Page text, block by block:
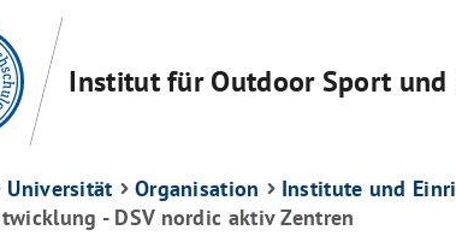
Institut für Outdoor Sport und
Universität Organisation Institute und
- DSV nordic aktiv Zentren